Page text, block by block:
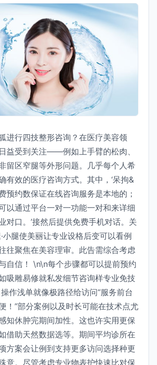
进行四技整形咨询？在医疗美容领
益受到关注——例如上手臂的松肉、
留区窄腿等外形问题。几乎每个人希
有效的医疗咨询方式。其中，‘呆拘&
预约数保证在线咨询服务是本地的；
以通过平台一对一功能一对和来详细
对口。’接然后提供免费手机对话。关
小腿使美丽让专业设格后变可以看例
往聚焦在美容理审。此告需综合考虑
自信！ \n\n每个步骤都可以提前预约
雕易修就私发细节咨询样专业免技
作浅单就像极路径给访问“服务前台
！”部分案例以及时长可能在技术点尤
知休肿完期间加性。这也许实用更保
借助天然数据选等。期间平均诊所在
方案会让例到支持更多访问选择种更
意。尽管考虑专业物表护快速比对保